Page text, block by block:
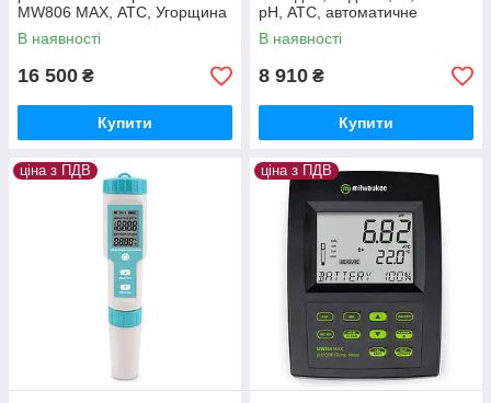
MW806 MAX, АТС, Угорщина
В наявності
16 500 ₴
Купити
pH, АТС, автоматичне
калібрування. Угорщина
В наявності
8 910 ₴
Купити
ціна з ПДВ ціна з ПДВ